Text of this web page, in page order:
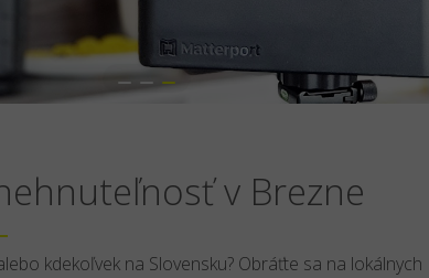
v Brezne
kdekoľvek na Slovensku? Obráťte sa na lokálnych